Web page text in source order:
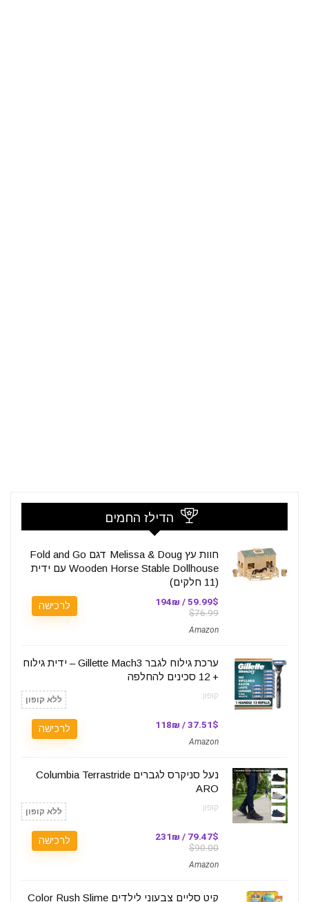
הדילז החמים
חוות עץ Melissa & Doug דגם Fold and Go
Wooden Horse Stable Dollhouse עם ידית
(11 חלקים)
59.99$ / 194₪
$76.99
Amazon
לרכישה
ערכת גילוח לגבר Gillette Mach3 – ידית גילוח
+ 12 סכינים להחלפה
קופון: ללא קופון
37.51$ / 118₪
Amazon
לרכישה
נעל סניקרס לגברים Columbia Terrastride
ARO
קופון: ללא קופון
79.47$ / 231₪
$90.00
Amazon
לרכישה
קיט סליים צבעוני לילדים Color Rush Slime